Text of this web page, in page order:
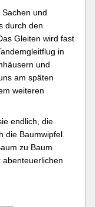
und
durch den
Gleiten wird fast
in
und
am späten
weiteren
endlich, die
die Baumwipfel.
zu Baum
abenteuerlichen